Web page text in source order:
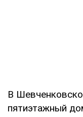
В
пятиэтажный